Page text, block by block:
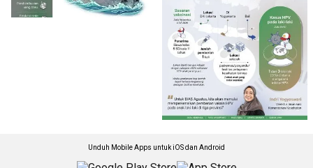
Unduh Mobile Apps untuk iOS dan Android